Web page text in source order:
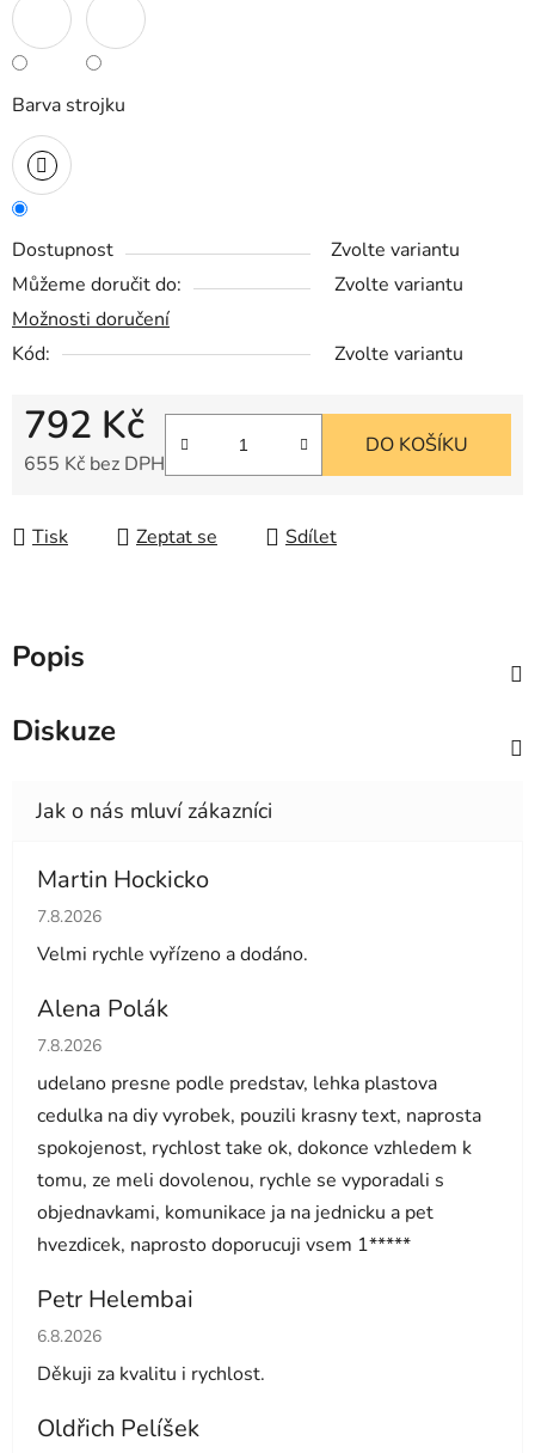
Barva strojku
Dostupnost
Zvolte variantu
Můžeme doručit do:
Zvolte variantu
Možnosti doručení
Kód:
Zvolte variantu
792 Kč
655 Kč bez DPH
DO KOŠÍKU
Tisk Zeptat se Sdílet
Popis
Diskuze
Martin Hockicko
Hodnocení obchodu je 5 z 5 hvězdiček.
7.8.2026
Velmi rychle vyřízeno a dodáno.
Alena Polák
Hodnocení obchodu je 5 z 5 hvězdiček.
7.8.2026
udelano presne podle predstav, lehka plastova
cedulka na diy vyrobek, pouzili krasny text, naprosta
spokojenost, rychlost take ok, dokonce vzhledem k
tomu, ze meli dovolenou, rychle se vyporadali s
objednavkami, komunikace ja na jednicku a pet
hvezdicek, naprosto doporucuji vsem 1*****
Petr Helembai
Hodnocení obchodu je 5 z 5 hvězdiček.
6.8.2026
Děkuji za kvalitu i rychlost.
Oldřich Pelíšek